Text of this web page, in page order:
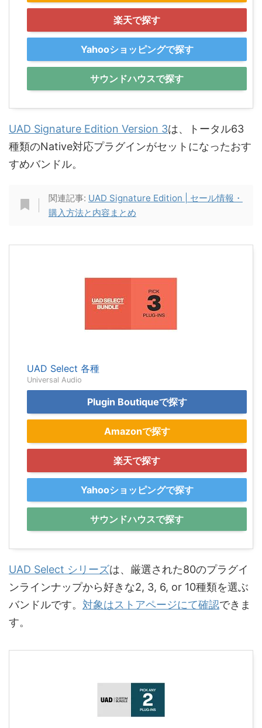
楽天で探す
Yahooショッピングで探す
サウンドハウスで探す
UAD Signature Edition Version 3は、トータル63
種類のNative対応プラグインがセットになったおす
すめバンドル。
関連記事: UAD Signature Edition | セール情報・
購入方法と内容まとめ
UAD Select 各種
Universal Audio
Plugin Boutiqueで探す
Amazonで探す
楽天で探す
Yahooショッピングで探す
サウンドハウスで探す
UAD Select シリーズは、厳選された80のプラグイ
ンラインナップから好きな2, 3, 6, or 10種類を選ぶ
バンドルです。 対象はストアページにて確認できま
す。